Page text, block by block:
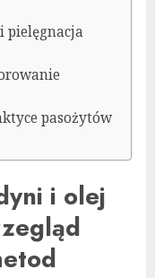
pielęgnacja
pasożytów
i olej